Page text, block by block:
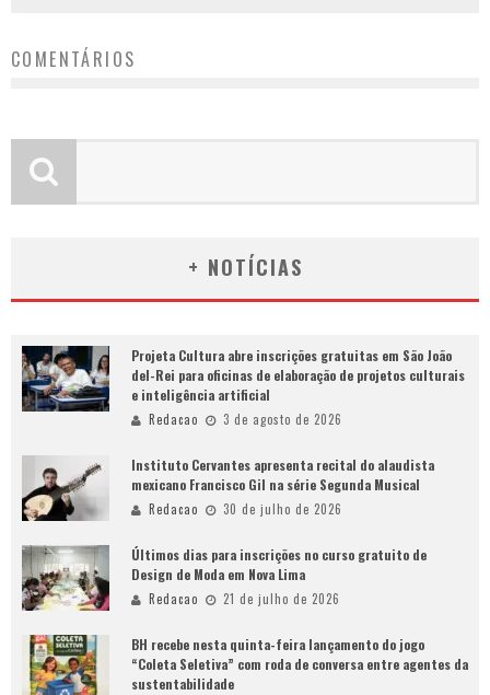
COMENTÁRIOS
+ NOTÍCIAS
Projeta Cultura abre inscrições gratuitas em São João
del-Rei para oficinas de elaboração de projetos culturais
e inteligência artificial
Redacao 3 de agosto de 2026
Instituto Cervantes apresenta recital do alaudista
mexicano Francisco Gil na série Segunda Musical
Redacao 30 de julho de 2026
Últimos dias para inscrições no curso gratuito de
Design de Moda em Nova Lima
Redacao 21 de julho de 2026
BH recebe nesta quinta-feira lançamento do jogo
“Coleta Seletiva” com roda de conversa entre agentes da
sustentabilidade